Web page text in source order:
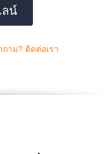
ลน์
าม? ติดต่อเรา